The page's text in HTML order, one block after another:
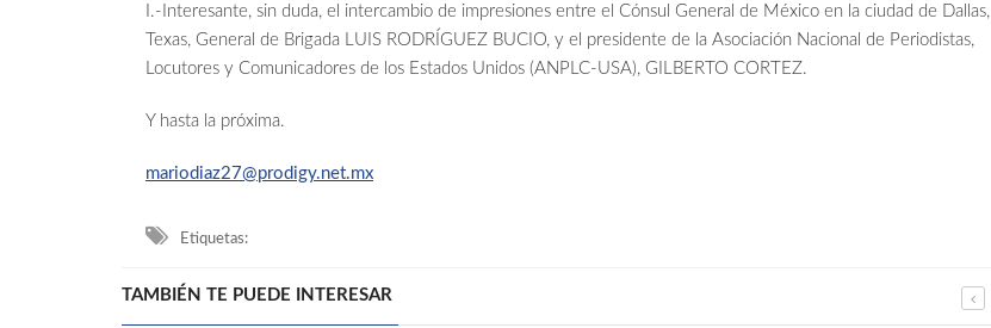
I.-Interesante, sin duda, el intercambio de impresiones entre el Cónsul General de México en la ciudad de Dallas,
Texas, General de Brigada LUIS RODRÍGUEZ BUCIO, y el presidente de la Asociación Nacional de Periodistas,
Locutores y Comunicadores de los Estados Unidos (ANPLC-USA), GILBERTO CORTEZ.
Y hasta la próxima.
mariodiaz27@prodigy.net.mx
Etiquetas:
TAMBIÉN TE PUEDE INTERESAR